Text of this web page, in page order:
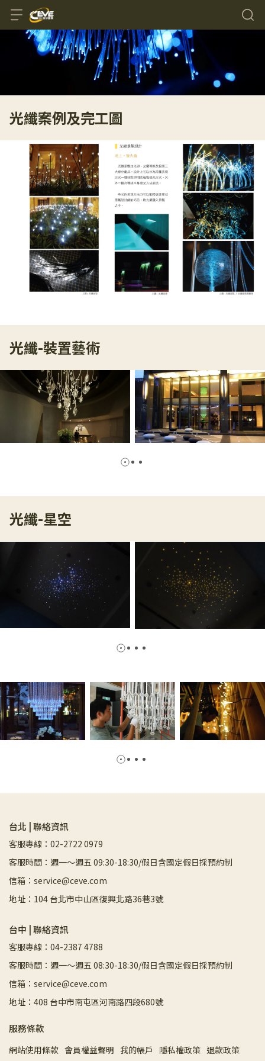
光纖案例及完工圖
光纖-裝置藝術
光纖-星空
台北 | 聯絡資訊
客服專線：02-2722 0979
客服時間：週一～週五 09:30-18:30/假日含國定假日採預約制
信箱：service@ceve.com
地址：104 台北市中山區復興北路36巷3號
台中 | 聯絡資訊
客服專線：04-2387 4788
客服時間：週一～週五 08:30-18:30/假日含國定假日採預約制
信箱：service@ceve.com
地址：408 台中市南屯區河南路四段680號
服務條款
網站使用條款 會員權益聲明 我的帳戶 隱私權政策 退款政策